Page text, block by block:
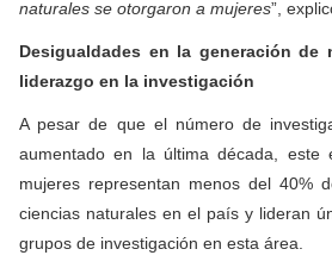
naturales se otorgaron a mujeres”,
Desigualdades en la generación de
liderazgo en la investigación
A pesar de que el número de
aumentado en la última década, este
mujeres representan menos del 40%
ciencias naturales en el país y lideran
grupos de investigación en esta área.